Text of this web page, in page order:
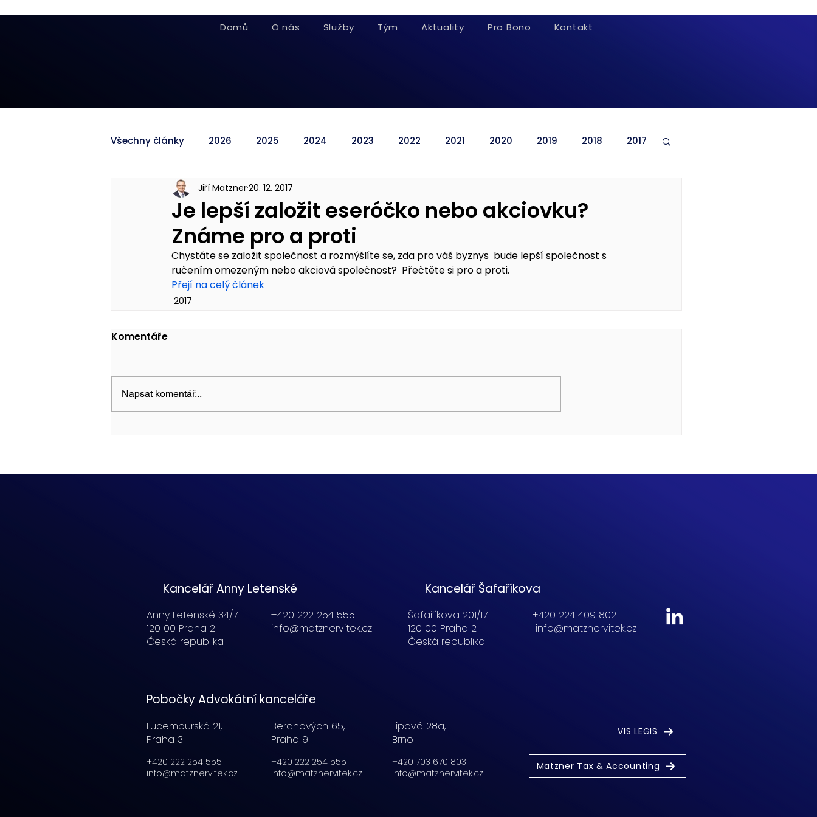
Domů O nás Služby Tým Aktuality Pro Bono Kontakt
Všechny články 2026 2025 2024 2023 2022 2021 2020 2019 2018 2017
Je lepší založit eseróčko nebo akciovku?
Známe pro a proti
Jiří Matzner20. 12. 2017
Chystáte se založit společnost a rozmýšlíte se, zda pro váš byznys  bude lepší společnost s
ručením omezeným nebo akciová společnost?  Přečtěte si pro a proti.
Přejí na celý článek
2017
Komentáře
Napsat komentář...
Kancelář Anny Letenské
Anny Letenské 34/7
120 00 Praha 2
Česká republika
+420 222 254 555
info@matznervitek.cz
Kancelář Šafaříkova
Šafaříkova 201/17
120 00 Praha 2
Česká republika
+420 224 409 802
info@matznervitek.cz
Pobočky Advokátní kanceláře
Lucemburská 21,
Praha 3
+420 222 254 555
info@matznervitek.cz
Beranových 65,
Praha 9
+420 222 254 555
info@matznervitek.cz
Lipová 28a,
Brno
+420 703 670 803
info@matznervitek.cz
VIS LEGIS
Matzner Tax & Accounting